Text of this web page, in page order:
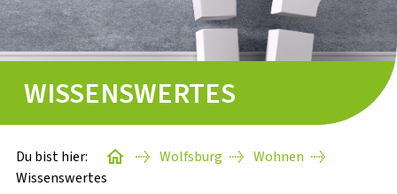
HESSLINGER STRASSE
SEILERSTRASSE
STARTERPAKETE
WISSENSWERTES
WISSENSWERTES
Du bist hier: Wolfsburg
Wohnen
Wissenswertes